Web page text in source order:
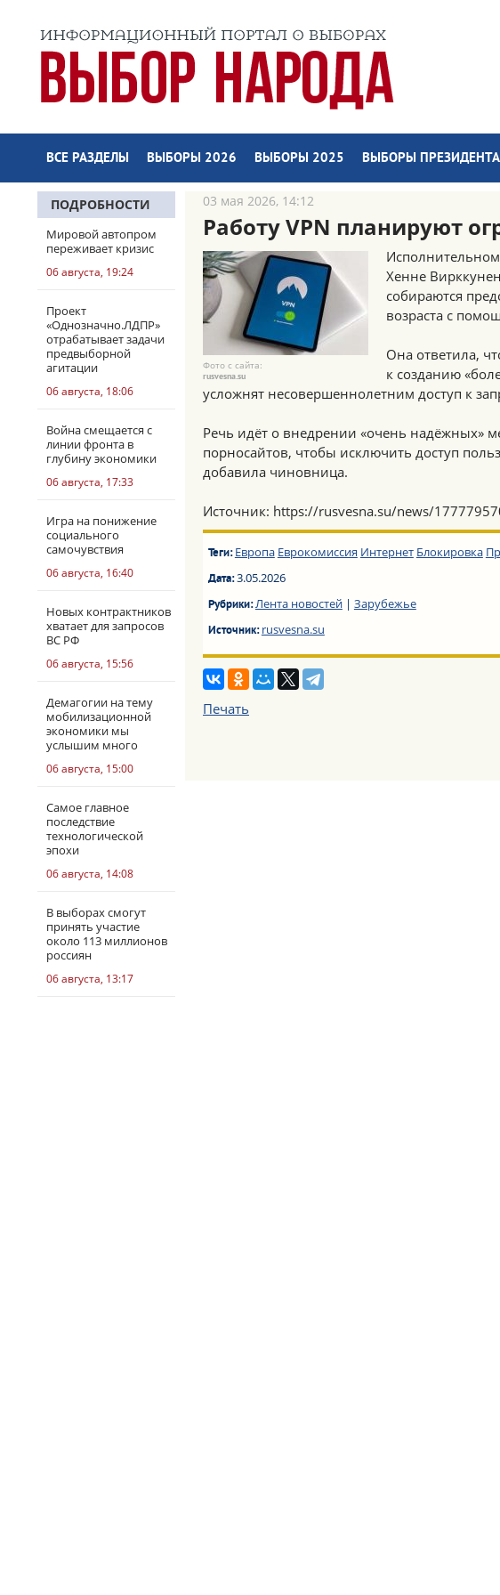
ВСЕ РАЗДЕЛЫ ВЫБОРЫ 2026 ВЫБОРЫ 2025 ВЫБОРЫ ПРЕЗИДЕНТА
ПОДРОБНОСТИ
Мировой автопром
переживает кризис
06 августа, 19:24
Проект
«Однозначно.ЛДПР»
отрабатывает задачи
предвыборной
агитации
06 августа, 18:06
Война смещается с
линии фронта в
глубину экономики
06 августа, 17:33
Игра на понижение
социального
самочувствия
06 августа, 16:40
Новых контрактников
хватает для запросов
ВС РФ
06 августа, 15:56
Демагогии на тему
мобилизационной
экономики мы
услышим много
06 августа, 15:00
Самое главное
последствие
технологической
эпохи
06 августа, 14:08
В выборах смогут
принять участие
около 113 миллионов
россиян
06 августа, 13:17
03 мая 2026, 14:12
Работу VPN планируют
Фото с сайта:
rusvesna.su
Хенне
собираются
возраста с
Она ответила,
к созданию
усложнят несовершеннолетним доступ к
Речь идёт о внедрении «очень надёжных»
порносайтов, чтобы исключить доступ
добавила чиновница.
Источник: https://rusvesna.su/news/
Теги: Европа Еврокомиссия Интернет Блокировка
Дата:3.05.2026
Рубрики:Лента новостей| Зарубежье
Источник:rusvesna.su
Печать